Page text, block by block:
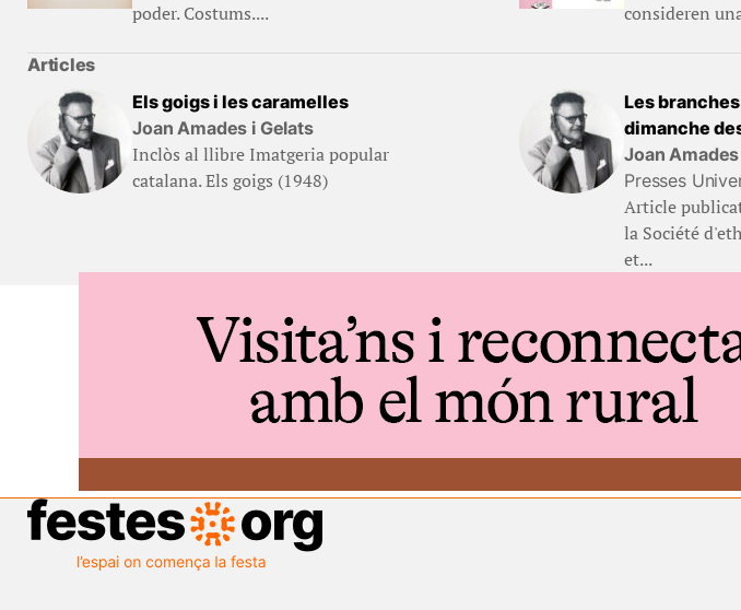
poder. Costums....
consideren
Articles
Els goigs i les caramelles
Joan Amades i Gelats
Inclòs al llibre Imatgeria popular
catalana. Els goigs (1948)
Les
dimanche
Joan
Presses
Article
la Société
et...